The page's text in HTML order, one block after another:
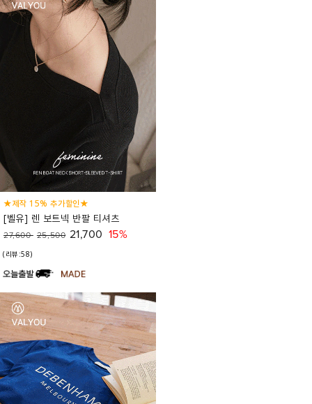
★제작 15% 추가할인★
[벨유] 렌 보트넥 반팔 티셔츠
27,600 25,500 21,700 15%
(리뷰:58)